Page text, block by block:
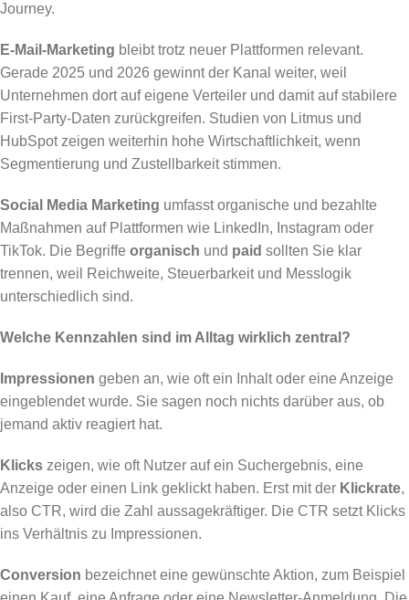
Journey.
E-Mail-Marketing bleibt trotz neuer Plattformen relevant.
Gerade 2025 und 2026 gewinnt der Kanal weiter, weil
Unternehmen dort auf eigene Verteiler und damit auf stabilere
First-Party-Daten zurückgreifen. Studien von Litmus und
HubSpot zeigen weiterhin hohe Wirtschaftlichkeit, wenn
Segmentierung und Zustellbarkeit stimmen.
Social Media Marketing umfasst organische und bezahlte
Maßnahmen auf Plattformen wie LinkedIn, Instagram oder
TikTok. Die Begriffe organisch und paid sollten Sie klar
trennen, weil Reichweite, Steuerbarkeit und Messlogik
unterschiedlich sind.
Welche Kennzahlen sind im Alltag wirklich zentral?
Impressionen geben an, wie oft ein Inhalt oder eine Anzeige
eingeblendet wurde. Sie sagen noch nichts darüber aus, ob
jemand aktiv reagiert hat.
Klicks zeigen, wie oft Nutzer auf ein Suchergebnis, eine
Anzeige oder einen Link geklickt haben. Erst mit der Klickrate,
also CTR, wird die Zahl aussagekräftiger. Die CTR setzt Klicks
ins Verhältnis zu Impressionen.
Conversion bezeichnet eine gewünschte Aktion, zum Beispiel